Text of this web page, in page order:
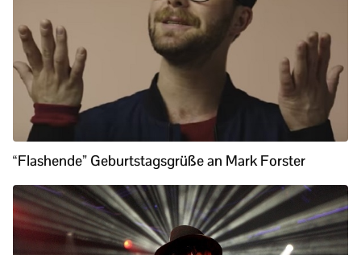
“Flashende” Geburtstagsgrüße an Mark Forster